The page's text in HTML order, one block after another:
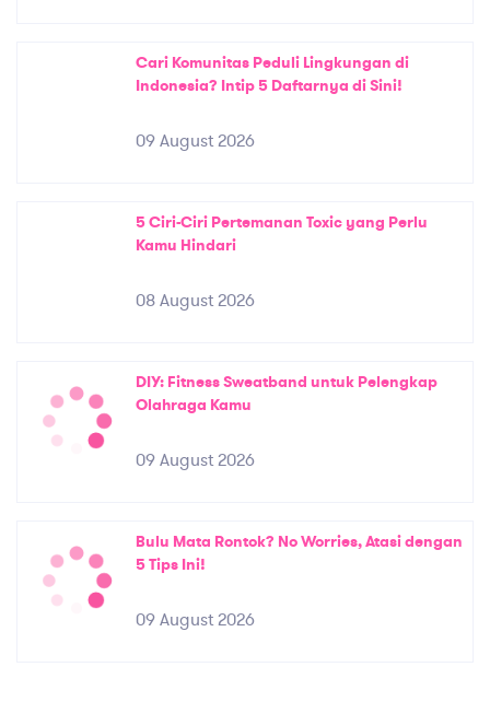
Cari Komunitas Peduli Lingkungan di
Indonesia? Intip 5 Daftarnya di Sini!
09 August 2026
5 Ciri-Ciri Pertemanan Toxic yang Perlu
Kamu Hindari
08 August 2026
DIY: Fitness Sweatband untuk Pelengkap
Olahraga Kamu
09 August 2026
Bulu Mata Rontok? No Worries, Atasi dengan
5 Tips Ini!
09 August 2026